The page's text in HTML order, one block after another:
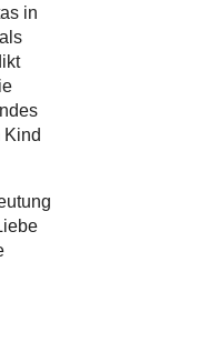
in
Kind